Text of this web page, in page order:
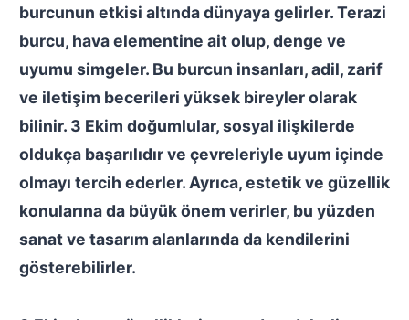
burcunun etkisi altında dünyaya gelirler. Terazi
burcu, hava elementine ait olup, denge ve
uyumu simgeler. Bu burcun insanları, adil, zarif
ve iletişim becerileri yüksek bireyler olarak
bilinir. 3 Ekim doğumlular, sosyal ilişkilerde
oldukça başarılıdır ve çevreleriyle uyum içinde
olmayı tercih ederler. Ayrıca, estetik ve güzellik
konularına da büyük önem verirler, bu yüzden
sanat ve tasarım alanlarında da kendilerini
gösterebilirler.